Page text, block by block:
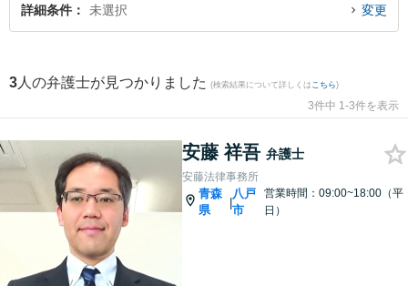
い』などでお困りの相談者さんにおすすめです。
詳細条件 未選択 変更
3 人の弁護士が見つかりました (検索結果について詳しくは こちら)
3件中 1-3件を表示
安藤 祥吾 弁護士
安藤法律事務所
青森
県
|
八戸
市
営業時間：09:00~18:00（平
日）